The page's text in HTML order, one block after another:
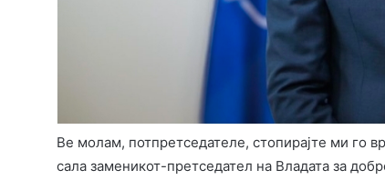
Ве молам, потпретседателе, стопирајте ми го
сала заменикот-претседател на Владата за